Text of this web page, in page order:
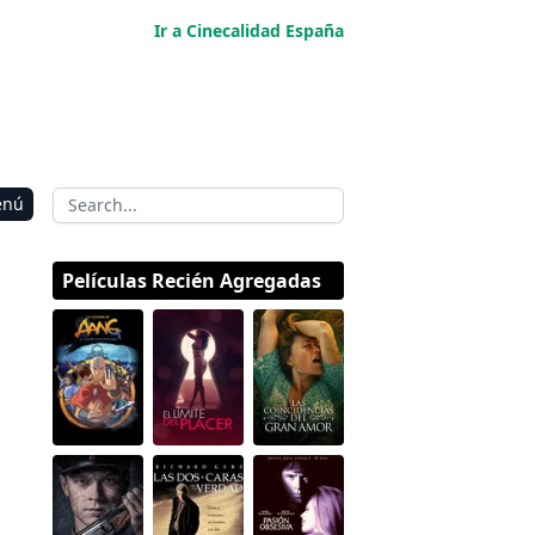
Ir a Cinecalidad España
Películas Recién Agregadas